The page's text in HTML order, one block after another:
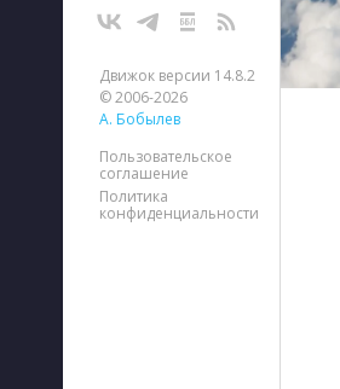
Движок версии 14.8.2
© 2006-2026
А. Бобылев
Пользовательское
соглашение
Политика
конфиденциальности